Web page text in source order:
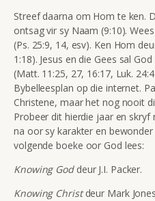
Streef daarna om Hom te ken.
ontsag vir sy Naam (9:10).
(Ps. 25:9, 14, esv). Ken Hom
1:18). Jesus en die Gees sal
(Matt. 11:25, 27, 16:17, Luk.
Bybelleesplan op die internet.
Christene, maar het nog nooit
Probeer dit hierdie jaar en
na oor sy karakter en
volgende boeke oor God lees:
Knowing Goddeur J.I. Packer.
Knowing Christdeur Mark